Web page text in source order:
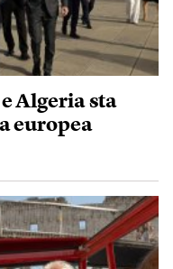
Algeria sta
europea